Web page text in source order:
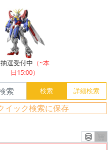
抽選受付中 （~本
日15:00）
イック検索に保存